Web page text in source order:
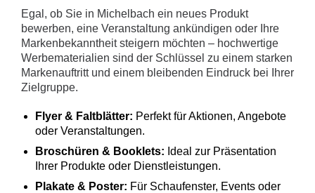
Egal, ob Sie in Michelbach ein neues Produkt
bewerben, eine Veranstaltung ankündigen oder Ihre
Markenbekanntheit steigern möchten – hochwertige
Werbematerialien sind der Schlüssel zu einem starken
Markenauftritt und einem bleibenden Eindruck bei Ihrer
Zielgruppe.
Flyer & Faltblätter: Perfekt für Aktionen, Angebote
oder Veranstaltungen.
Broschüren & Booklets: Ideal zur Präsentation
Ihrer Produkte oder Dienstleistungen.
Plakate & Poster: Für Schaufenster, Events oder